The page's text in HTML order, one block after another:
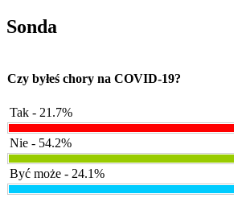
Sonda
Czy byłeś chory na COVID-19?
Tak - 21.7%
Nie - 54.2%
Być może - 24.1%